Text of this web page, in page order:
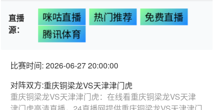
直播
源：
咪咕直播 热门推荐
免费直播
腾讯体育
比赛时间: 2026-06-27 20:00:00
对阵双方:重庆铜梁龙VS天津津门虎
重庆铜梁龙VS天津津门虎：在线看重庆铜梁龙VS天津